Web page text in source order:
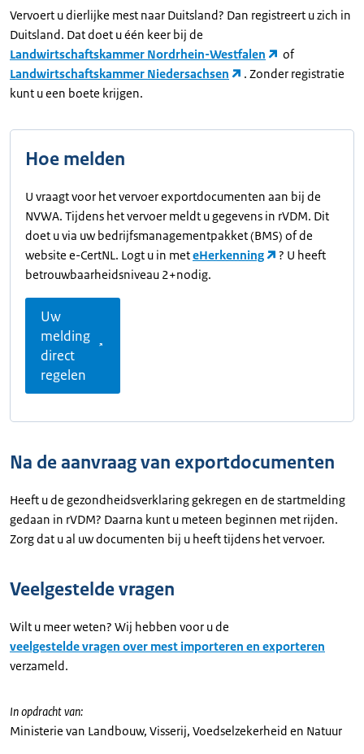
Vervoert u dierlijke mest naar Duitsland? Dan registreert u zich in
Duitsland. Dat doet u één keer bij de
Landwirtschaftskammer Nordrhein-Westfalen
of
Landwirtschaftskammer Niedersachsen
. Zonder registratie
kunt u een boete krijgen.
Hoe melden
U vraagt voor het vervoer exportdocumenten aan bij de
NVWA. Tijdens het vervoer meldt u gegevens in rVDM. Dit
doet u via uw bedrijfsmanagementpakket (BMS) of de
website e-CertNL. Logt u in meteHerkenning
? U heeft
betrouwbaarheidsniveau 2+nodig.
Uw
melding
direct
regelen
Na de aanvraag van exportdocumenten
Heeft u de gezondheidsverklaring gekregen en de startmelding
gedaan in rVDM? Daarna kunt u meteen beginnen met rijden.
Zorg dat u al uw documenten bij u heeft tijdens het vervoer.
Veelgestelde vragen
Wilt u meer weten? Wij hebben voor u de
veelgestelde vragen over mest importeren en exporteren
verzameld.
In opdracht van:
Ministerie van Landbouw, Visserij, Voedselzekerheid en Natuur